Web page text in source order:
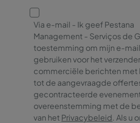
Via e-mail - Ik geef Pestana
Management - Serviços de
toestemming om mijn e-
gebruiken voor het
commerciële berichten met
tot de aangevraagde
gecontracteerde
overeenstemming met de
van het Privacybeleid. Als u